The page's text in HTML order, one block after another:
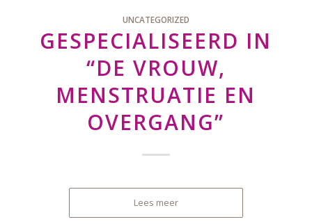
UNCATEGORIZED
GESPECIALISEERD IN
“DE VROUW,
MENSTRUATIE EN
OVERGANG”
Lees meer